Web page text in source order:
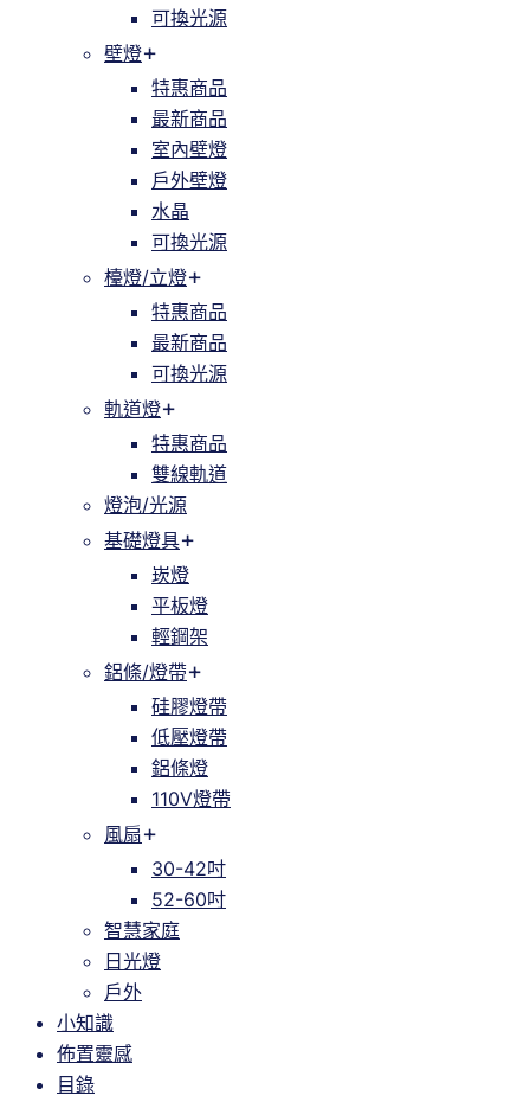
可換光源
壁燈
特惠商品
最新商品
室內壁燈
戶外壁燈
水晶
可換光源
檯燈/立燈
特惠商品
最新商品
可換光源
軌道燈
特惠商品
雙線軌道
燈泡/光源
基礎燈具
崁燈
平板燈
輕鋼架
鋁條/燈帶
硅膠燈帶
低壓燈帶
鋁條燈
110V燈帶
風扇
30-42吋
52-60吋
智慧家庭
日光燈
戶外
小知識
佈置靈感
目錄